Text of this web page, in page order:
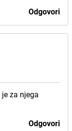
Odgovori
za njega
Odgovori